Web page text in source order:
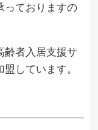
っておりますの
者入居支援サ
しています。